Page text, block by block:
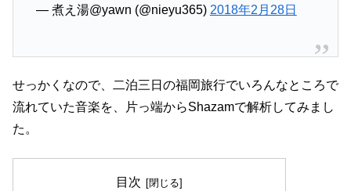
— 煮え湯@yawn (@nieyu365) 2018年2月28日
せっかくなので、二泊三日の福岡旅行でいろんなところで
流れていた音楽を、片っ端からShazamで解析してみまし
た。
目次